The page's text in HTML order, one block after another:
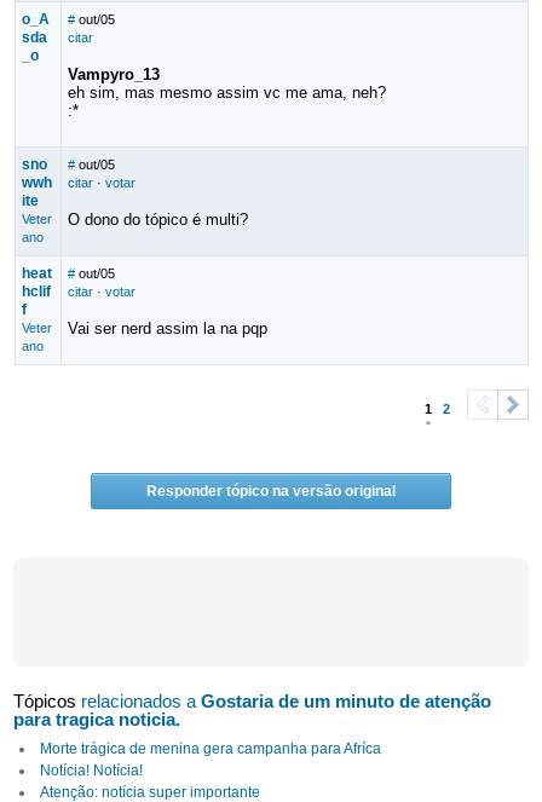
o_A
sda
_o
# out/05
citar
Vampyro_13
eh sim, mas mesmo assim vc me ama, neh?
:*
sno
wwh
ite
Veter
ano
# out/05
citar· votar
O dono do tópico é multi?
heat
hclif
f
Veter
ano
# out/05
citar· votar
Vai ser nerd assim la na pqp
1 2
Responder tópico na versão original
Tópicos relacionados aGostaria de um minuto de atenção
para tragica noticia.
Morte trágica de menina gera campanha para Afríca
Notícia! Notícia!
Atenção: notícia super importante